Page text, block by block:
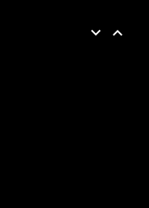
 